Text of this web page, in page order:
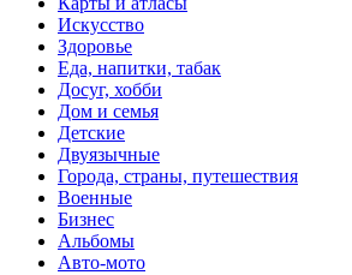
Искусство
Здоровье
Еда, напитки, табак
Досуг, хобби
Дом и семья
Детские
Двуязычные
Города, страны, путешествия
Военные
Бизнес
Альбомы
Авто-мото